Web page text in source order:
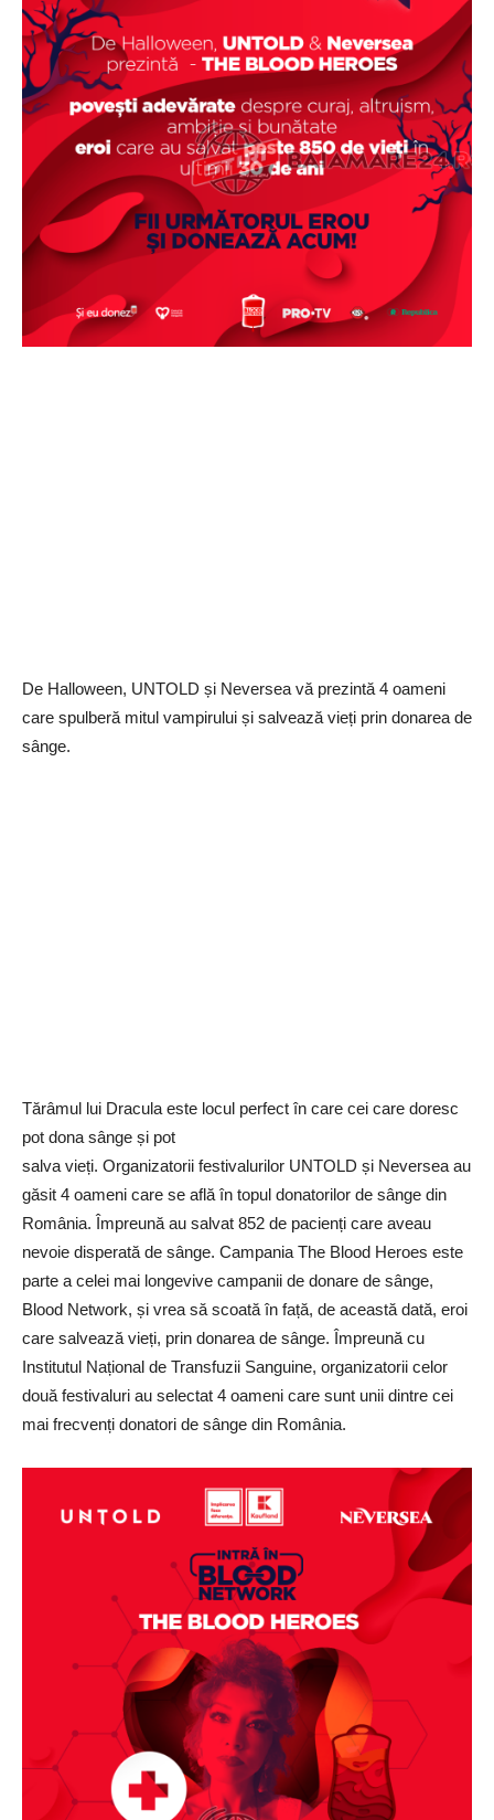
De Halloween, UNTOLD și Neversea vă prezintă 4 oameni
care spulberă mitul vampirului și salvează vieți prin donarea de
sânge.
Tărâmul lui Dracula este locul perfect în care cei care doresc
pot dona sânge și pot
salva vieți. Organizatorii festivalurilor UNTOLD și Neversea au
găsit 4 oameni care se află în topul donatorilor de sânge din
România. Împreună au salvat 852 de pacienți care aveau
nevoie disperată de sânge. Campania The Blood Heroes este
parte a celei mai longevive campanii de donare de sânge,
Blood Network, și vrea să scoată în față, de această dată, eroi
care salvează vieți, prin donarea de sânge. Împreună cu
Institutul Național de Transfuzii Sanguine, organizatorii celor
două festivaluri au selectat 4 oameni care sunt unii dintre cei
mai frecvenți donatori de sânge din România.